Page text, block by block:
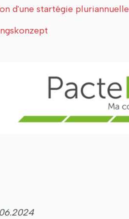
d'une startégie pluriannuelle